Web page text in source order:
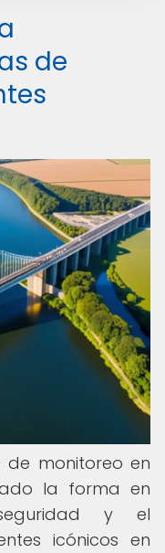
de
de monitoreo en
la forma en
y el
icónicos en